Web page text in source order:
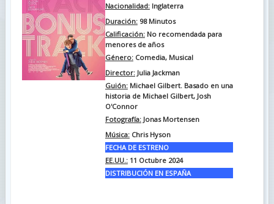
Nacionalidad:Inglaterra
Duración:98 Minutos
Calificación:No recomendada para
menores de años
Género:Comedia, Musical
Director:Julia Jackman
Guión:Michael Gilbert. Basado en una
historia de Michael Gilbert, Josh
O'Connor
Fotografía:Jonas Mortensen
Música:Chris Hyson
FECHA DE ESTRENO
EE.UU.:11 Octubre 2024
DISTRIBUCIÓN EN ESPAÑA